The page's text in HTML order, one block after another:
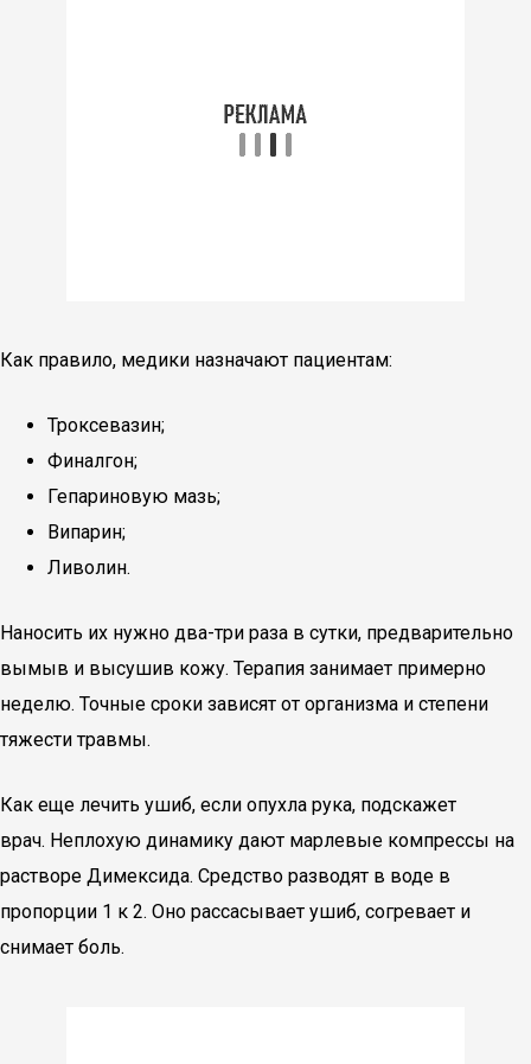
Как правило, медики назначают пациентам:
Троксевазин;
Финалгон;
Гепариновую мазь;
Випарин;
Ливолин.
Наносить их нужно два-три раза в сутки, предварительно
вымыв и высушив кожу. Терапия занимает примерно
неделю. Точные сроки зависят от организма и степени
тяжести травмы.
Как еще лечить ушиб, если опухла рука, подскажет
врач. Неплохую динамику дают марлевые компрессы на
растворе Димексида. Средство разводят в воде в
пропорции 1 к 2. Оно рассасывает ушиб, согревает и
снимает боль.